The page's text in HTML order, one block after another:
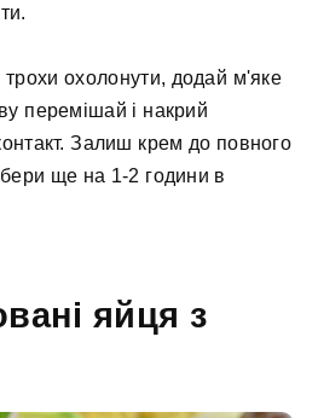
трохи охолонути, додай м'яке
перемішай і накрий
Залиш крем до повного
ще на 1-2 години в
яйця з